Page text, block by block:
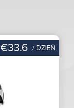
€33.6 / DZIEŃ